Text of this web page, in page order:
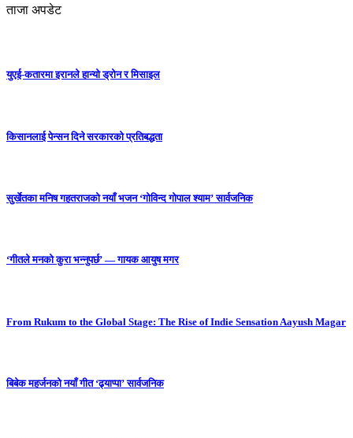
ताजा अपडेट
युएई-कतारमा इरानले हान्यो ड्रोन र मिसाइल
किसानलाई पेन्सन दिने सरकारको प्रतिबद्धता
सुर्खेतका मनिष गहतराजको नयाँ भजन ‘गोविन्द गोपाल श्याम’ सार्वजनिक
‘गीतले मनको कुरा भन्नुपर्छ’ — गायक आयुष मगर
From Rukum to the Global Stage: The Rise of Indie Sensation Aayush Magar
बिबेक महर्जनको नयाँ गीत ‘ढ्याप्पा’ सार्वजनिक